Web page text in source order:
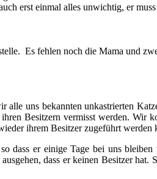
erst einmal alles unwichtig, er
Es fehlen noch die Mama und
uns bekannten unkastrierten
Besitzern vermisst werden. Wir
ihrem Besitzer zugeführt werden
dass er einige Tage bei uns
dass er keinen Besitzer hat.